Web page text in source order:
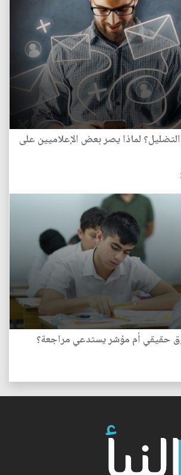
لماذا يصر بعض الإعلاميين على
حقيقي أم مؤشر يستدعي مراجعة؟